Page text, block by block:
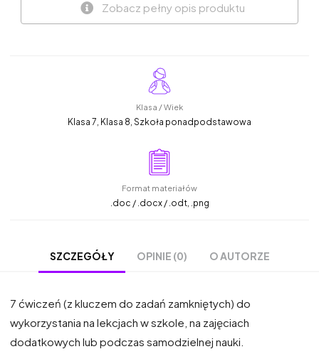
Zobacz pełny opis produktu
Klasa / Wiek
Klasa 7, Klasa 8, Szkoła ponadpodstawowa
Format materiałów
.doc / .docx / .odt, .png
SZCZEGÓŁY OPINIE (0) O AUTORZE
7 ćwiczeń (z kluczem do zadań zamkniętych) do
wykorzystania na lekcjach w szkole, na zajęciach
dodatkowych lub podczas samodzielnej nauki.